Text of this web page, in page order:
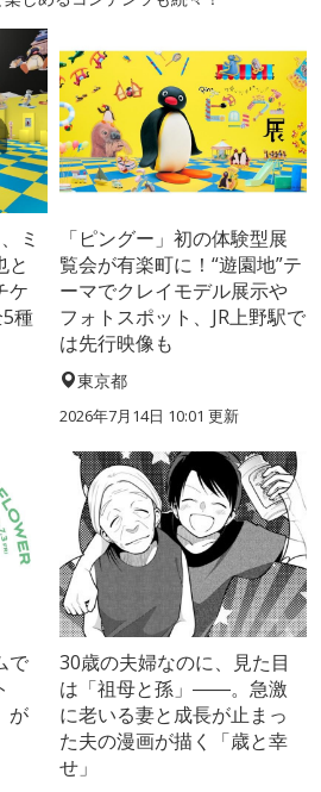
ミ
と
ケ
種
「ピングー」初の体験型展
覧会が有楽町に！“遊園地”テ
ーマでクレイモデル展示や
フォトスポット、JR上野駅で
は先行映像も
東京都
2026年7月14日 10:01 更新
で
が
30歳の夫婦なのに、見た目
は「祖母と孫」――。急激
に老いる妻と成長が止まっ
た夫の漫画が描く「歳と幸
せ」